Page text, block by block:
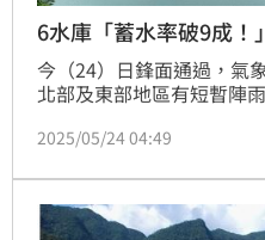
6水庫「蓄水率破9成！
今（24）日鋒面通過，氣
北部及東部地區有短暫陣
日14時，全台共有6個水庫
2025/05/24 04:49